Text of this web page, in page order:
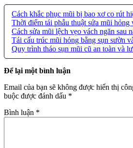
Cách khắc phục mũi bị bao xơ co rút
Thời điểm tái phẫu thuật sửa mũi
Cách sửa mũi lệch vẹo vách ngăn sau
Tái cấu trúc mũi hỏng bằng sụn sườn
Quy trình tháo sụn mũi cũ an toàn và
Để lại một bình luận
Email của bạn sẽ không được hiển thị
buộc được đánh dấu *
Bình luận *